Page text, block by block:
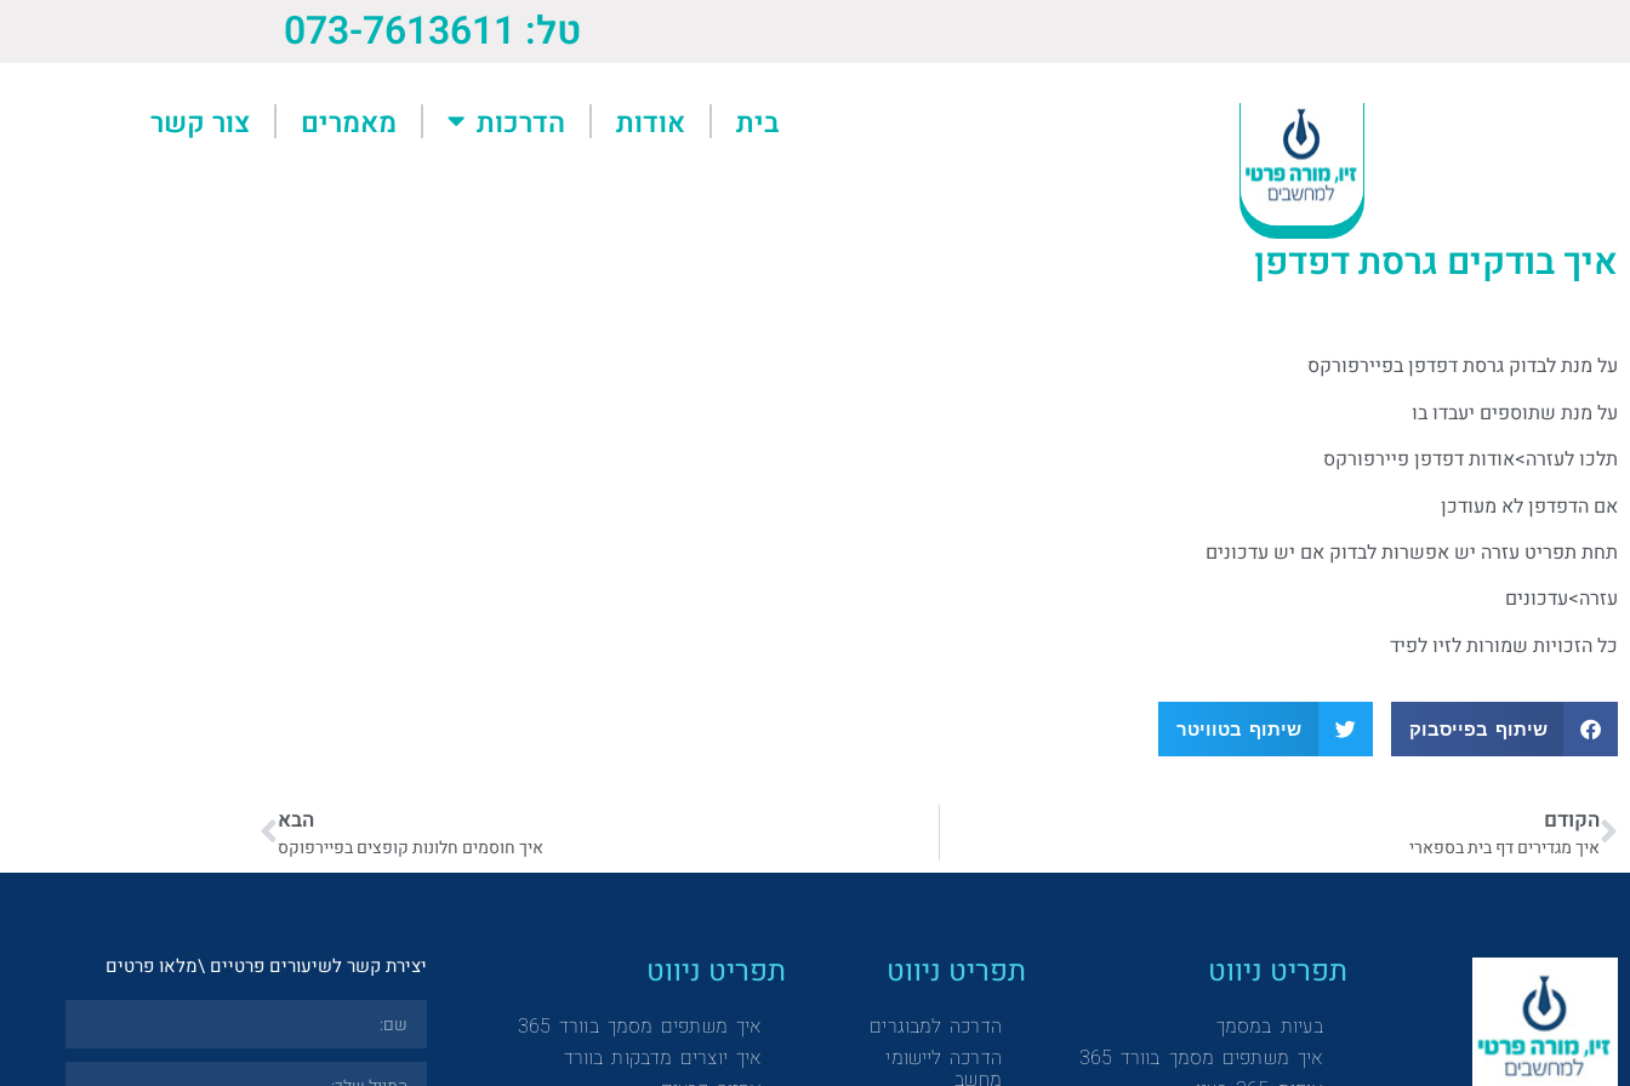
טל: 073-7613611
בית אודות הדרכות מאמרים צור קשר
איך בודקים גרסת דפדפן
על מנת לבדוק גרסת דפדפן בפיירפורקס
על מנת שתוספים יעבדו בו
תלכו לעזרה>אודות דפדפן פיירפורקס
אם הדפדפן לא מעודכן
תחת תפריט עזרה יש אפשרות לבדוק אם יש עדכונים
עזרה>עדכונים
כל הזכויות שמורות לזיו לפיד
שיתוף בפייסבוק שיתוף בטוויטר
הקודם
איך מגדירים דף בית בספארי
הבא
איך חוסמים חלונות קופצים בפיירפוקס
תפריט ניווט
בעיות במסמך
איך משתפים מסמך בוורד 365
תפריט ניווט
הדרכה למבוגרים
הדרכה ליישומי
מחשב
תפריט ניווט
איך משתפים מסמך בוורד 365
איך יוצרים מדבקות בוורד
יצירת קשר לשיעורים פרטיים \מלאו פרטים